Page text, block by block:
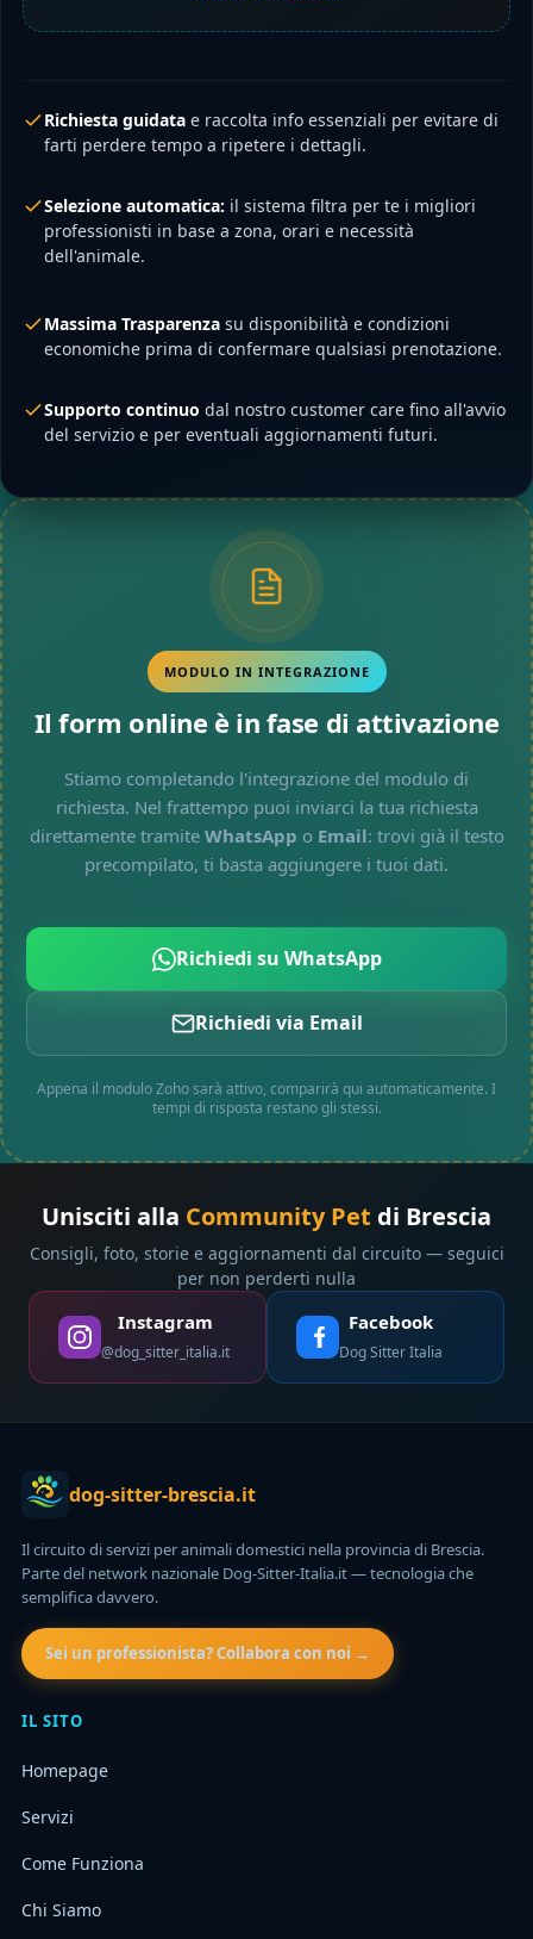
Richiesta guidata e raccolta info essenziali per evitare di
farti perdere tempo a ripetere i dettagli.
Selezione automatica: il sistema filtra per te i migliori
professionisti in base a zona, orari e necessità
dell'animale.
Massima Trasparenza su disponibilità e condizioni
economiche prima di confermare qualsiasi prenotazione.
Supporto continuo dal nostro customer care fino all'avvio
del servizio e per eventuali aggiornamenti futuri.
MODULO IN INTEGRAZIONE
Il form online è in fase di attivazione
Stiamo completando l'integrazione del modulo di
richiesta. Nel frattempo puoi inviarci la tua richiesta
direttamente tramite WhatsApp o Email: trovi già il testo
precompilato, ti basta aggiungere i tuoi dati.
Richiedi su WhatsApp
Richiedi via Email
Appena il modulo Zoho sarà attivo, comparirà qui automaticamente. I
tempi di risposta restano gli stessi.
Unisciti alla Community Pet di Brescia
Consigli, foto, storie e aggiornamenti dal circuito — seguici
per non perderti nulla
Instagram
@dog_sitter_italia.it
Facebook
Dog Sitter Italia
dog-sitter-brescia.it
Il circuito di servizi per animali domestici nella provincia di Brescia.
Parte del network nazionale Dog-Sitter-Italia.it — tecnologia che
semplifica davvero.
Sei un professionista? Collabora con noi →
IL SITO
Homepage
Servizi
Come Funziona
Chi Siamo